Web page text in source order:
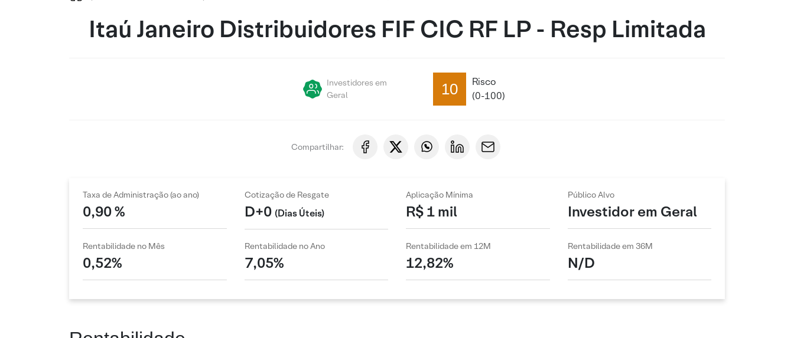
Itaú Janeiro Distribuidores FIF CIC RF LP - Resp Limitada
Investidores em
Geral
10
Risco
(0-100)
Compartilhar:
Taxa de Administração (ao ano)
0,90 %
Cotização de Resgate
D+0 (Dias Úteis)
Aplicação Mínima
R$ 1 mil
Público Alvo
Investidor em Geral
Rentabilidade no Mês
0,52%
Rentabilidade no Ano
7,05%
Rentabilidade em 12M
12,82%
Rentabilidade em 36M
N/D